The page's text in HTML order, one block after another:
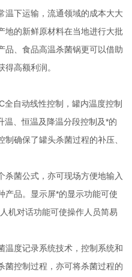
温下运输，流通领域的成本大大
地的新鲜原材料在当地进行大批
品、食品高温杀菌锅更可以借助
高额利润。
自动线性控制，罐内温度控制
、恒温及降温分段控制及*的
确保了罐头杀菌过程的补压、
杀菌公式，亦可现场方便地输入
产品。显示屏*的显示功能可使
机对话功能可使操作人员简易
温度记录系统技术，控制系统和
菌控制过程，亦可将杀菌过程的